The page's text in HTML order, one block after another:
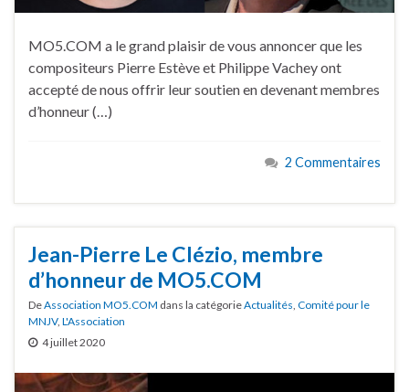
MO5.COM a le grand plaisir de vous annoncer que les
compositeurs Pierre Estève et Philippe Vachey ont
accepté de nous offrir leur soutien en devenant membres
d’honneur (…)
2 Commentaires
Jean-Pierre Le Clézio, membre
d’honneur de MO5.COM
DeAssociation MO5.COM dans la catégorieActualités, Comité pour le
MNJV, L'Association
4 juillet 2020